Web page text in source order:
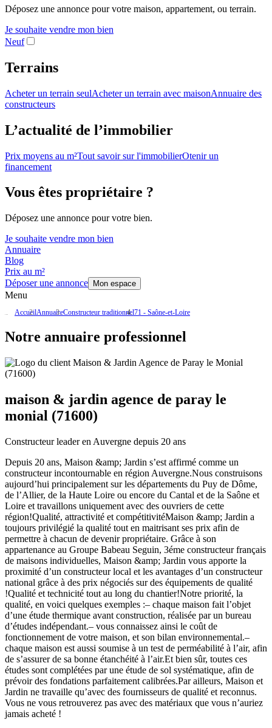
Déposez une annonce pour votre maison, appartement, ou terrain.
Je souhaite vendre mon bien
Neuf
Terrains
Acheter un terrain seulAcheter un terrain avec maisonAnnuaire des
constructeurs
L’actualité de l’immobilier
Prix moyens au m²Tout savoir sur l'immobilierOtenir un
financement
Vous êtes propriétaire ?
Déposez une annonce pour votre bien.
Je souhaite vendre mon bien
Annuaire
Blog
Prix au m²
Déposer une annonce
Mon espace
Menu
AccueilAnnuaireConstructeur traditionnel71 - Saône-et-Loire
Notre annuaire professionnel
maison & jardin agence de paray le
monial (71600)
Constructeur leader en Auvergne depuis 20 ans
Depuis 20 ans, Maison &amp; Jardin s’est affirmé comme un
constructeur incontournable en région Auvergne.Nous construisons
aujourd’hui principalement sur les départements du Puy de Dôme,
de l’Allier, de la Haute Loire ou encore du Cantal et de la Saône et
Loire et travaillons uniquement avec des ouvriers de cette
région!Qualité, attractivité et compétitivitéMaison &amp; Jardin a
toujours privilégié la qualité tout en maitrisant ses prix afin de
permettre à chacun de devenir propriétaire. Grâce à son
appartenance au Groupe Babeau Seguin, 3éme constructeur français
de maisons individuelles, Maison &amp; Jardin vous apporte la
proximité d’un constructeur local et les avantages d’un constructeur
national grâce à des prix négociés sur des équipements de qualité
!Qualité et technicité tout au long du chantier!Notre priorité, la
qualité, en voici quelques exemples :– chaque maison fait l’objet
d’une étude thermique avant construction, réalisée par un bureau
d’études indépendant.– vous connaissez ainsi le coût de
fonctionnement de votre maison, et son bilan environnemental.–
chaque maison est aussi soumise à un test de perméabilité à l’air, afin
de s’assurer de sa bonne étanchéité à l’air.Et bien sûr, toutes ces
études sont complétées par une étude de sol systématique, afin de
prévoir des fondations parfaitement calibrées.Par ailleurs, Maison et
Jardin ne travaille qu’avec des fournisseurs de qualité et reconnus.
Vous ne vous retrouverez pas avec des matériaux que vous n’auriez
jamais acheté !